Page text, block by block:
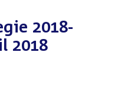
2018-
2018